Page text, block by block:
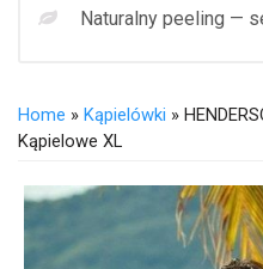
Naturalny peeling —
Home » Kąpielówki »
Kąpielowe XL